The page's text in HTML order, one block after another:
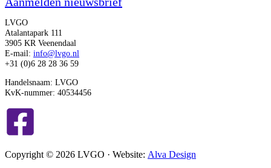
LVGO
Atalantapark 111
3905 KR Veenendaal
E-mail: info@lvgo.nl
+31 (0)6 28 28 36 59
Handelsnaam: LVGO
KvK-nummer: 40534456
Copyright © 2026 LVGO · Website: Alva Design